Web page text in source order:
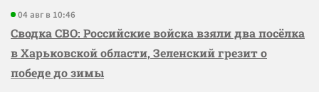
04 авг в 10:46
Сводка СВО: Российские войска взяли два посёлка
в Харьковской области, Зеленский грезит о
победе до зимы